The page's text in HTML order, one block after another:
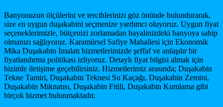
Banyonuzun ölçülerini ve tercihlerinizi göz önünde bulundurarak,
size en uygun duşakabini seçmenize yardımcı oluyoruz. Uygun fiyat
seçeneklerimizle, bütçenizi zorlamadan hayalinizdeki banyoya sahip
olmanızı sağlıyoruz. Karamürsel Safiye Mahallesi için Ekonomik
Mika Duşakabin İmalatı hizmetlerimizde şeffaf ve anlaşılır bir
fiyatlandırma politikası izliyoruz. Detaylı fiyat bilgisi almak için
bizimle iletişime geçebilirsiniz. Hizmetlerimiz arasında; Duşakabin
Tekne Tamiri, Duşakabin Teknesi Su Kaçağı, Duşakabin Zemini,
Duşakabin Mıknatısı, Duşakabin Fitili, Duşakabin Kumlama gibi
birçok hizmet bulunmaktadır.